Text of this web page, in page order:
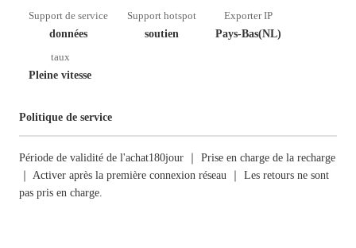
Support de service
données
Support hotspot
soutien
Exporter IP
Pays-Bas(NL)
taux
Pleine vitesse
Politique de service
Période de validité de l'achat180jour ｜ Prise en charge de la recharge
｜ Activer après la première connexion réseau ｜ Les retours ne sont
pas pris en charge.